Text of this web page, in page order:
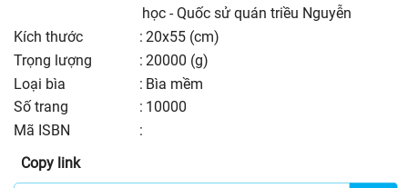
học - Quốc sử quán triều Nguyễn
kích thước
: 20x55 (cm)
trọng lượng
: 20000 (g)
Loại bìa
: Bìa mềm
số trang
: 10000
Mã ISBN
:
Copy link